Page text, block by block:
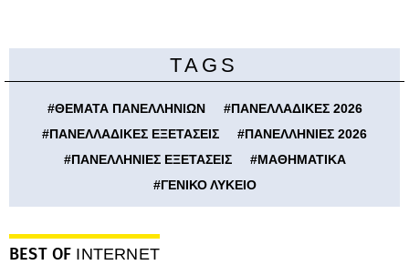
TAGS
#ΘΕΜΑΤΑ ΠΑΝΕΛΛΗΝΙΩΝ #ΠΑΝΕΛΛΑΔΙΚΕΣ 2026
#ΠΑΝΕΛΛΑΔΙΚΕΣ ΕΞΕΤΑΣΕΙΣ #ΠΑΝΕΛΛΗΝΙΕΣ 2026
#ΠΑΝΕΛΛΗΝΙΕΣ ΕΞΕΤΑΣΕΙΣ #ΜΑΘΗΜΑΤΙΚΑ
#ΓΕΝΙΚΟ ΛΥΚΕΙΟ
BEST OF INTERNET